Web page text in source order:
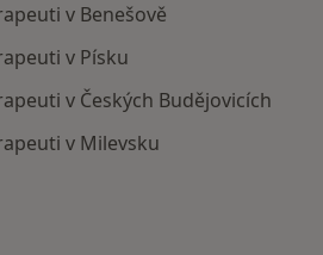
v Benešově
v Písku
v Českých Budějovicích
v Milevsku